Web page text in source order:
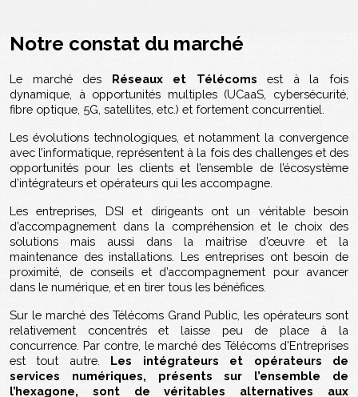
Notre constat du marché
Le marché des Réseaux et Télécoms est à la fois
dynamique, à opportunités multiples (UCaaS, cybersécurité,
fibre optique, 5G, satellites, etc.) et fortement concurrentiel.
Les évolutions technologiques, et notamment la convergence
avec l’informatique, représentent à la fois des challenges et des
opportunités pour les clients et l’ensemble de l’écosystème
d’intégrateurs et opérateurs qui les accompagne.
Les entreprises, DSI et dirigeants ont un véritable besoin
d’accompagnement dans la compréhension et le choix des
solutions mais aussi dans la maitrise d’œuvre et la
maintenance des installations. Les entreprises ont besoin de
proximité, de conseils et d’accompagnement pour avancer
dans le numérique, et en tirer tous les bénéfices.
Sur le marché des Télécoms Grand Public, les opérateurs sont
relativement concentrés et laisse peu de place à la
concurrence. Par contre, le marché des Télécoms d'Entreprises
est tout autre. Les intégrateurs et opérateurs de
services numériques, présents sur l’ensemble de
l’hexagone, sont de véritables alternatives aux